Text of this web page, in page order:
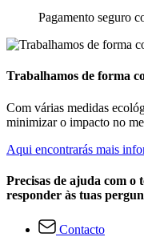
Pagamento seguro
Trabalhamos de forma
Com várias medidas
minimizar o impacto no
Aqui encontrarás mais
Precisas de ajuda com o
responder às tuas
Contacto